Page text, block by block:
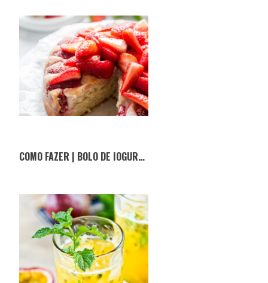
COMO FAZER | BOLO DE IOGURTE SKYR DE MORANGO